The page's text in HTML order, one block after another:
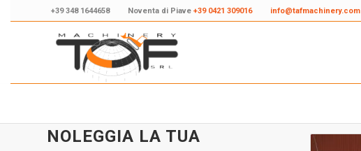
+39 348 1644658 Noventa di Piave +39 0421 309016 info@tafmachinery.com
NOLEGGIA LA TUA